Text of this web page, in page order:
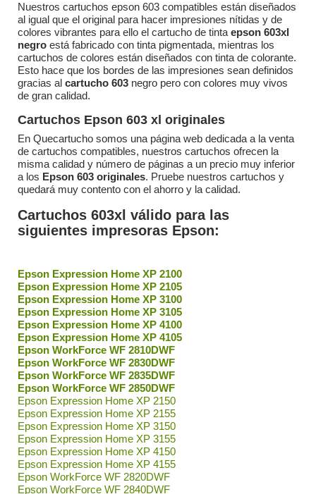
Nuestros cartuchos epson 603 compatibles están diseñados
al igual que el original para hacer impresiones nítidas y de
colores vibrantes para ello el cartucho de tintaepson 603xl
negro está fabricado con tinta pigmentada, mientras los
cartuchos de colores están diseñados con tinta de colorante.
Esto hace que los bordes de las impresiones sean definidos
gracias al cartucho 603 negro pero con colores muy vivos
de gran calidad.
Cartuchos Epson 603 xl originales
En Quecartucho somos una página web dedicada a la venta
de cartuchos compatibles, nuestros cartuchos ofrecen la
misma calidad y número de páginas a un precio muy inferior
a los Epson 603 originales. Pruebe nuestros cartuchos y
quedará muy contento con el ahorro y la calidad.
Cartuchos 603xl válido para las
siguientes impresoras Epson:
Epson Expression Home XP 2100
Epson Expression Home XP 2105
Epson Expression Home XP 3100
Epson Expression Home XP 3105
Epson Expression Home XP 4100
Epson Expression Home XP 4105
Epson WorkForce WF 2810DWF
Epson WorkForce WF 2830DWF
Epson WorkForce WF 2835DWF
Epson WorkForce WF 2850DWF
Epson Expression Home XP 2150
Epson Expression Home XP 2155
Epson Expression Home XP 3150
Epson Expression Home XP 3155
Epson Expression Home XP 4150
Epson Expression Home XP 4155
Epson WorkForce WF 2820DWF
Epson WorkForce WF 2840DWF